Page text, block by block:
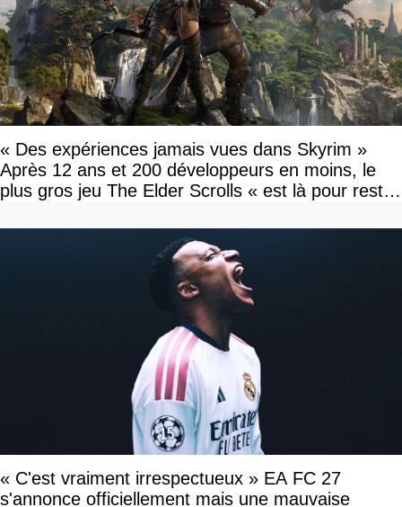
« Des expériences jamais vues dans Skyrim »
Après 12 ans et 200 développeurs en moins, le
plus gros jeu The Elder Scrolls « est là pour rester
« C'est vraiment irrespectueux » EA FC 27
s'annonce officiellement mais une mauvaise